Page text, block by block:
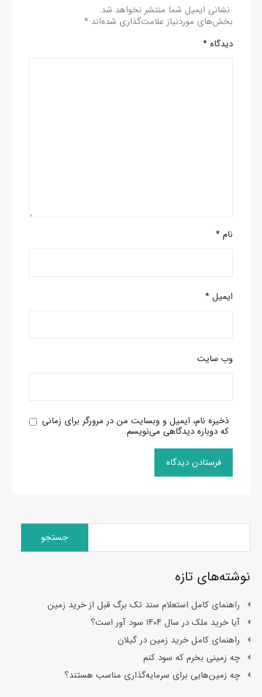
نشانی ایمیل شما منتشر نخواهد شد.
بخش‌های موردنیاز علامت‌گذاری شده‌اند *
دیدگاه *
نام *
ایمیل *
وب‌ سایت
ذخیره نام، ایمیل و وبسایت من در مرورگر برای زمانی
که دوباره دیدگاهی می‌نویسم.
جستجو
نوشته‌های تازه
راهنمای کامل استعلام سند تک برگ قبل از خرید زمین
آیا خرید ملک در سال ۱۴۰۴ سود آور است؟
راهنمای کامل خرید زمین در گیلان
چه زمینی بخرم که سود کنم
چه زمین‌هایی برای سرمایه‌گذاری مناسب هستند؟